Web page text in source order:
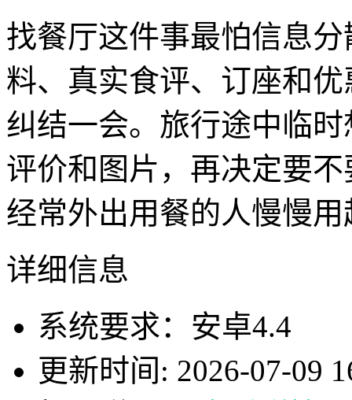
找餐厅这件事最怕信息分
料、真实食评、订座和
纠结一会。旅行途中临
评价和图片，再决定要
经常外出用餐的人慢慢用
详细信息
系统要求：安卓4.4
更新时间: 2026-07-09